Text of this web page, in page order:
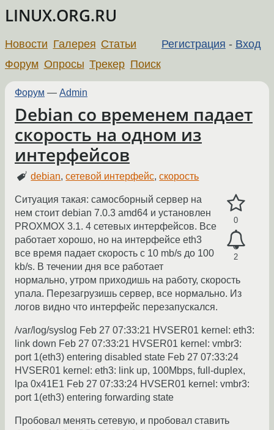
LINUX.ORG.RU
Регистрация - Вход
Новости Галерея Статьи
Форум Опросы Трекер Поиск
Форум — Admin
Debian со временем падает
скорость на одном из
интерфейсов
debian,сетевой интерфейс,скорость
0
2
Ситуация такая: самосборный сервер на
нем стоит debian 7.0.3 amd64 и установлен
PROXMOX 3.1. 4 сетевых интерфейсов. Все
работает хорошо, но на интерфейсе eth3
все время падает скорость с 10 mb/s до 100
kb/s. В течении дня все работает
нормально, утром приходишь на работу, скорость
упала. Перезагрузишь сервер, все нормально. Из
логов видно что интерфейс перезапускался.
/var/log/syslog Feb 27 07:33:21 HVSER01 kernel: eth3:
link down Feb 27 07:33:21 HVSER01 kernel: vmbr3:
port 1(eth3) entering disabled state Feb 27 07:33:24
HVSER01 kernel: eth3: link up, 100Mbps, full-duplex,
lpa 0x41E1 Feb 27 07:33:24 HVSER01 kernel: vmbr3:
port 1(eth3) entering forwarding state
Пробовал менять сетевую, и пробовал ставить